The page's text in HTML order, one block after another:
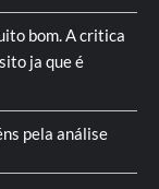
bom. A critica
ja que é
pela análise